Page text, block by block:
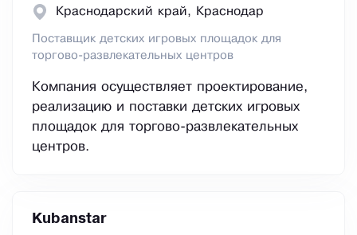
Краснодарский край, Краснодар
Поставщик детских игровых площадок для
торгово-развлекательных центров
Компания осуществляет проектирование,
реализацию и поставки детских игровых
площадок для торгово-развлекательных
центров.
Kubanstar